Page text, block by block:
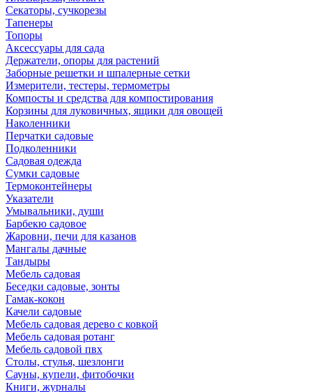
Секаторы, сучкорезы
Тапенеры
Топоры
Аксессуары для сада
Держатели, опоры для растений
Заборные решетки и шпалерные сетки
Измерители, тестеры, термометры
Компосты и средства для компостирования
Корзины для луковичных, ящики для овощей
Наколенники
Перчатки садовые
Подколенники
Садовая одежда
Сумки садовые
Термоконтейнеры
Указатели
Умывальники, души
Барбекю садовое
Жаровни, печи для казанов
Мангалы дачные
Тандыры
Мебель садовая
Беседки садовые, зонты
Гамак-кокон
Качели садовые
Мебель садовая дерево с ковкой
Мебель садовая ротанг
Мебель садовой пвх
Столы, стулья, шезлонги
Сауны, купели, фитобочки
Книги, журналы